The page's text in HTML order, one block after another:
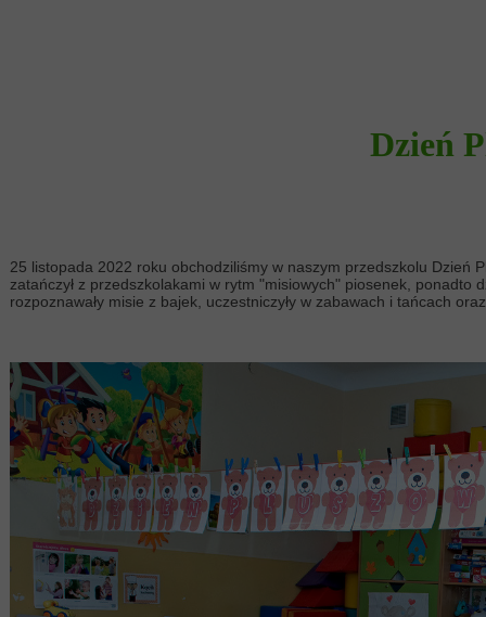
25 listopada 2022 roku obchodziliśmy w naszym przedszkolu Dzień
zatańczył z przedszkolakami w rytm "misiowych" piosenek, ponadto
rozpoznawały misie z bajek, uczestniczyły w zabawach i tańcach
Dzień